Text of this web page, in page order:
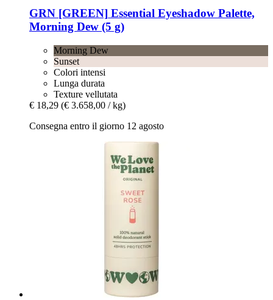
GRN [GREEN] Essential Eyeshadow Palette,
Morning Dew (5 g)
Morning Dew
Sunset
Colori intensi
Lunga durata
Texture vellutata
€ 18,29 (€ 3.658,00 / kg)
Consegna entro il giorno 12 agosto